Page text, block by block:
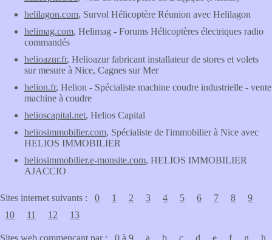
helilagon.com, Survol Hélicoptère Réunion avec Helilagon
helimag.com, Helimag - Forums Hélicoptères électriques radio
commandés
helioazur.fr, Helioazur fabricant installateur de stores et volets
sur mesure à Nice, Cagnes sur Mer
helion.fr, Helion - Spécialiste machine coudre industrielle - vente
machine à coudre
helioscapital.net, Helios Capital
heliosimmobilier.com, Spécialiste de l'immobilier à Nice avec
HELIOS IMMOBILIER
heliosimmobilier.e-monsite.com, HELIOS IMMOBILIER
AJACCIO
Sites internet suivants : 0 1 2 3 4 5 6 7 8
9
10
11 12 13
Sites web commençant par : 0 à 9 a b c d e f g h